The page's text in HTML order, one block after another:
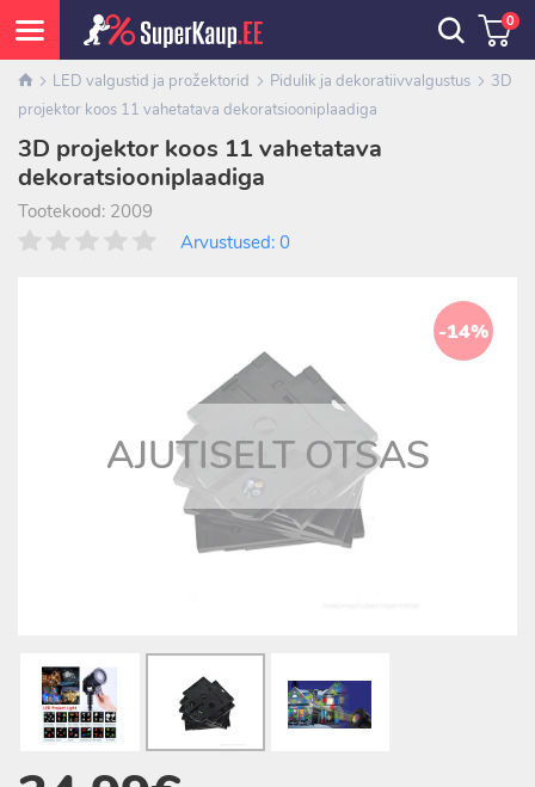
0
LED valgustid ja prožektorid Pidulik ja dekoratiivvalgustus
3D
projektor koos 11 vahetatava dekoratsiooniplaadiga
3D projektor koos 11 vahetatava
dekoratsiooniplaadiga
Tootekood: 2009
Arvustused: 0
-14%
AJUTISELT OTSAS